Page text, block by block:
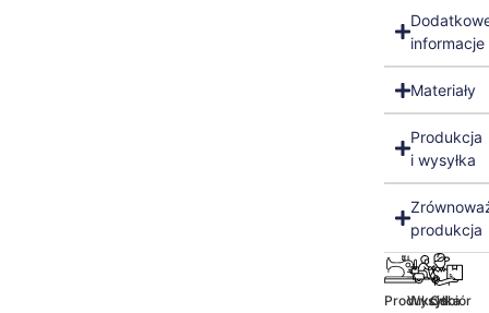
informacje
Materiały
Produkcja
i wysyłka
produkcja
Produkcja
Wysyłka
Odbiór